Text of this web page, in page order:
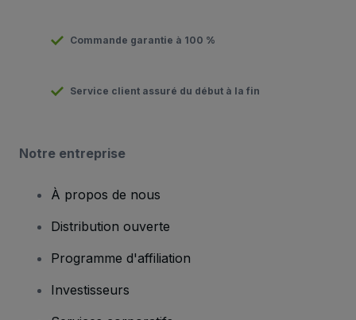
Commande garantie à 100 %
Service client assuré du début à la fin
Notre entreprise
À propos de nous
Distribution ouverte
Programme d'affiliation
Investisseurs